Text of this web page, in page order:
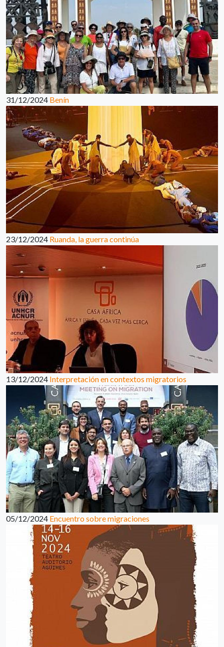
31/12/2024 Benín
23/12/2024 Ruanda, la guerra continúa
13/12/2024 Interpretación en contextos migratorios
05/12/2024 Encuentro sobre migraciones